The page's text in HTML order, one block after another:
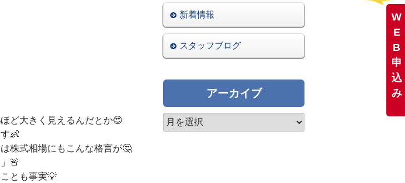
W
E
B
申
込
み
ど大きく見えるんだとか😍
👶
株式相場にもこんな格言が🤔
🚨
とも事実💡
E
B
申
込
み
新着情報
スタッフブログ
アーカイブ
ア
ー